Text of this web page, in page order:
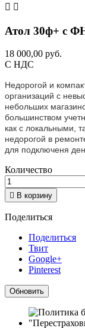
 
Атол 30ф+ с
18 000,00 руб.
С НДС
Недорогой и
организаций с
небольших
большинством
как с локальными,
недорогой в
для подключеня
Количество
 В корзину
Поделиться
Поделиться
Твит
Google+
Pinterest